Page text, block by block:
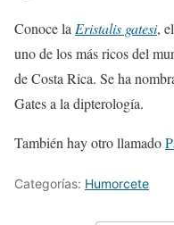
Conoce laEristalis gatesi,
uno de los más ricos del
de Costa Rica. Se ha
Gates a la dipterología.
También hay otro llamado
Categorías: Humorcete